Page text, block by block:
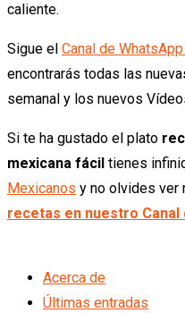
caliente.
Sigue el Canal de
encontrarás todas las
semanal y los nuevos
Si te ha gustado el plato
mexicana fácil tienes
Mexicanos y no olvides ver
recetas en nuestro Canal
Acerca de
Últimas entradas